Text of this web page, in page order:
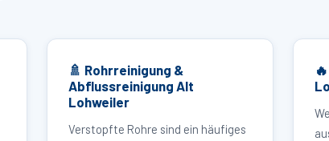
🚿 Rohrreinigung &
Abflussreinigung Alt
Lohweiler
Verstopfte Rohre sind ein häufiges